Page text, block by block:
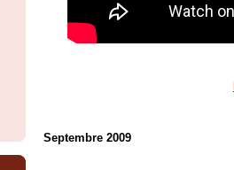
Septembre 2009